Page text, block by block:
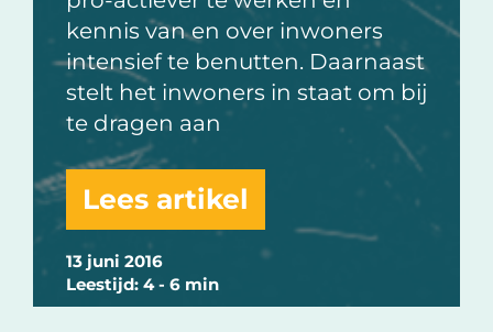
13 juni 2016
Leestijd: 4 - 6 min
kennis van en over inwoners
intensief te benutten. Daarnaast
stelt het inwoners in staat om bij
te dragen aan
Lees artikel